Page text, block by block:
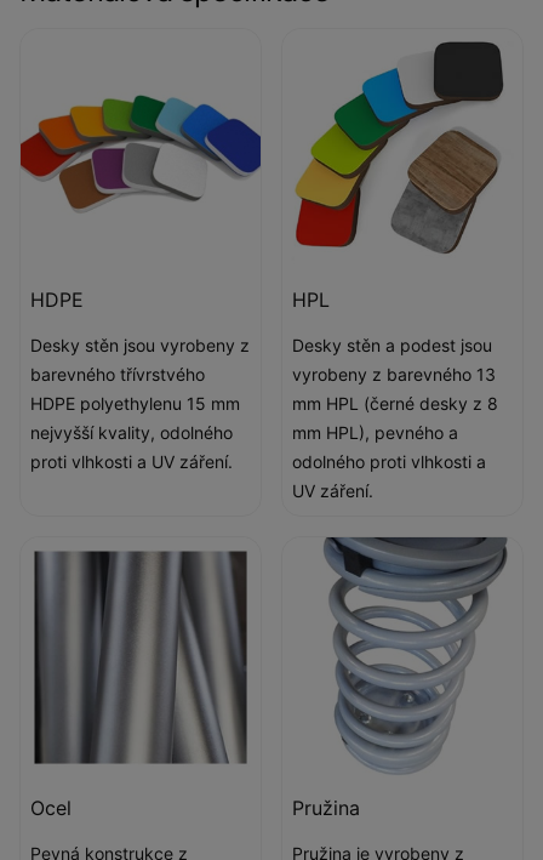
HDPE
Desky stěn jsou vyrobeny z
barevného třívrstvého
HDPE polyethylenu 15 mm
nejvyšší kvality, odolného
proti vlhkosti a UV záření.
HPL
Desky stěn a podest jsou
vyrobeny z barevného 13
mm HPL (černé desky z 8
mm HPL), pevného a
odolného proti vlhkosti a
UV záření.
Ocel
Pevná konstrukce z
Pružina
Pružina je vyrobeny z